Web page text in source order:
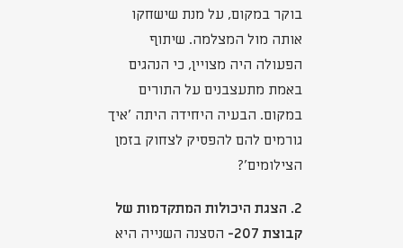
בוקר במקום, על מנת שישחקו
אותה מול המצלמה. שיתוף
הפעולה היה מצויין, כי הנהגים
באמת מתעצבנים על התורים
במקום. הבעיה היחידה היתה 'איך
גורמים להם להפסיק לצחוק בזמן
הצילומים'?
2. הצגת היכולות המתקדמות של
קבוצת 207-
הסצנה השנייה היא